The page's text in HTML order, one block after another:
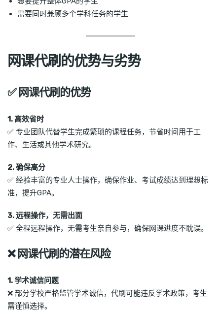
需要同时兼顾多个学科任务的学生
网课代刷的优势与劣势
✅ 网课代刷的优势
1. 高效省时
✅ 专业团队代替学生完成繁琐的课程任务，节省时间用于工
作、生活或其他学术研究。
2. 确保高分
✅ 经验丰富的专业人士操作，确保作业、考试成绩达到理想标
准，提升GPA。
3. 远程操作，无需出面
✅ 全程远程操作，无需考生亲自参与，确保网课进度不耽误。
❌ 网课代刷的潜在风险
1. 学术诚信问题
❌ 部分学校严格监管学术诚信，代刷可能违反学术政策，考生
需谨慎选择。